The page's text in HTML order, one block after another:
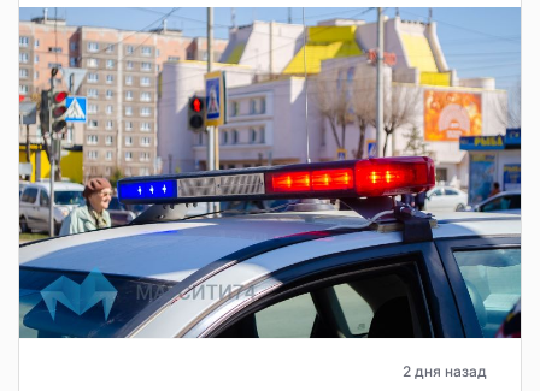
2 дня назад